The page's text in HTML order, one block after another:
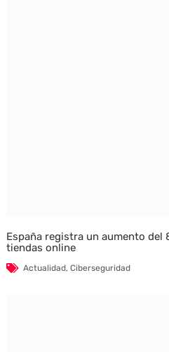
España registra un aumento del
tiendas online
Actualidad, Ciberseguridad